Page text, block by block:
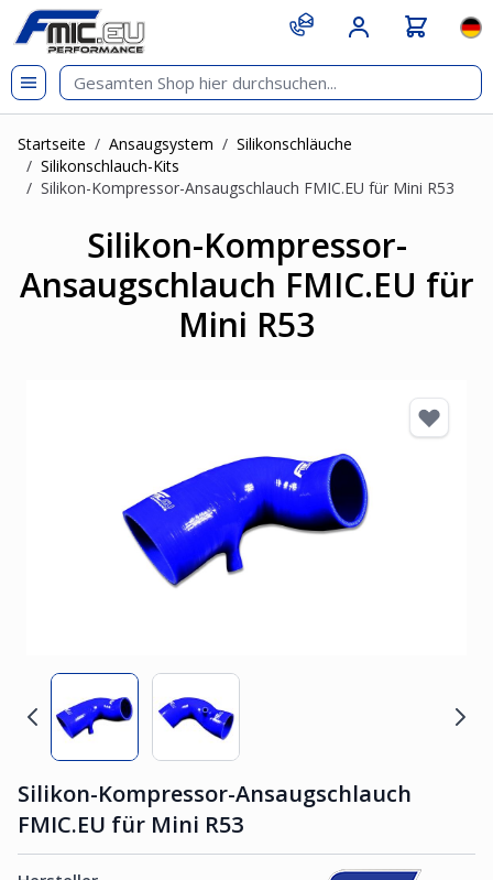
Zum Inhalt springen
git s
Startseite / Ansaugsystem / Silikonschläuche
/ Silikonschlauch-Kits
/ Silikon-Kompressor-Ansaugschlauch FMIC.EU für Mini R53
Silikon-Kompressor-
Ansaugschlauch FMIC.EU für
Mini R53
Silikon-Kompressor-Ansaugschlauch
FMIC.EU für Mini R53